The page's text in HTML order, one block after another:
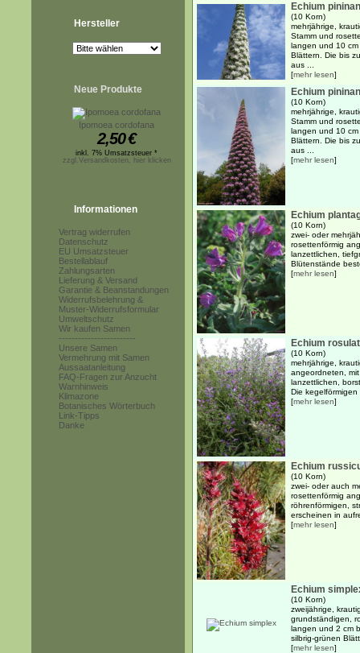
Hersteller
Neue Produkte
Ipomoea cordofana
2,50€
inkl. 7% Umsatzsteuer *
zzgl.Versandkosten, hier klicken
Informationen
Vertrag widerrufen
Datenschutz
EU Umsatzsteuer
Bestellablauf
Zahlungsarten
Lieferung & Versand
Garantie & Beanstandungen
Widerrufsbelehrung &
Muster-Widerrufsformular
Umweltschutz
Wir kaufen Samen
------------------------
Unsere Samen
Vermehrung mit Samen
Aussaatanleitung
FAQ-Fragen zur Anzucht
Warnhinweis
Klimazone
Botanisches Wörterbuch
Link-Tipps
Danke
Echium
(10 Korn)
mehrjährige,
Stamm und
langen und 10
Blättern. Die bis
aus ...
[mehr lesen]
Echium
(10 Korn)
mehrjährige,
Stamm und
langen und 10
Blättern. Die bis
aus ...
[mehr lesen]
Echium
(10 Korn)
zwei- oder
rosettenförmig
lanzettlichen,
Blütenstände
[mehr lesen]
Echium
(10 Korn)
mehrjährige,
angeordneten,
lanzettlichen,
Die kegelförmigen
[mehr lesen]
Echium
(10 Korn)
zwei- oder auch
rosettenförmig
röhrenförmigen,
erscheinen in
[mehr lesen]
Echium
(10 Korn)
zweijährige,
grundständigen,
langen und 2 cm
silbrig-grünen
[mehr lesen]